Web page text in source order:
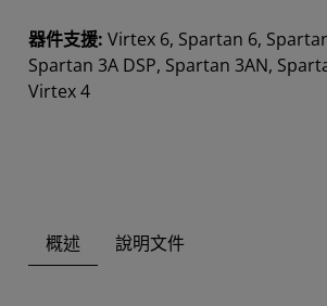
器件支援: Virtex 6, Spartan 6,
Spartan 3A DSP, Spartan 3AN,
Virtex 4
概述 說明文件